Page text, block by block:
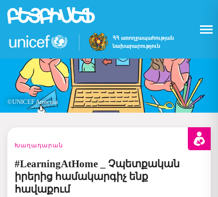
Skip
content
©UNICEF Armenia
Խաղադարան
#LearningAtHome _ Չպետքական
իրերից համակարգիչ ենք
հավաքում